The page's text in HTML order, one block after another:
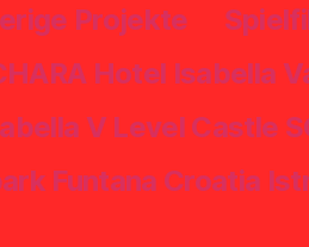
Projekte
Hotel Isabella
V Level Castle
Funtana Croatia